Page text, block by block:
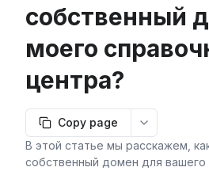
собственный
моего
центра?
Copy page
More options
В этой статье мы расскажем,
собственный домен для вашего